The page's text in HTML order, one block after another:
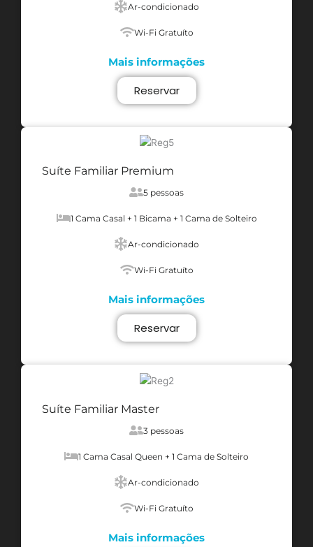
Ar-condicionado
Wi-Fi Gratuíto
Mais informações
Reservar
Suíte Familiar Premium
5 pessoas
1 Cama Casal + 1 Bicama + 1 Cama de Solteiro
Ar-condicionado
Wi-Fi Gratuíto
Mais informações
Reservar
Suíte Familiar Master
3 pessoas
1 Cama Casal Queen + 1 Cama de Solteiro
Ar-condicionado
Wi-Fi Gratuíto
Mais informações